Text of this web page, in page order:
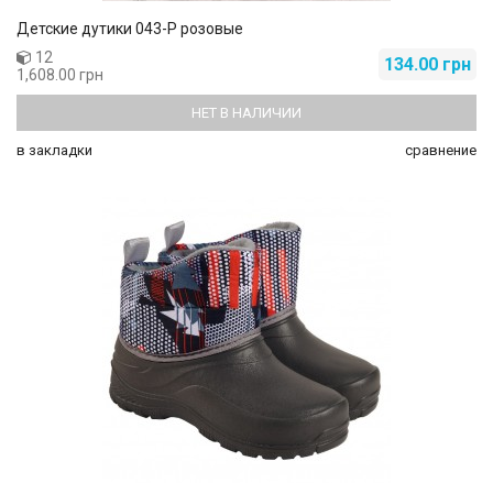
Детские дутики 043-P розовые
134.00 грн
12
1,608.00 грн
НЕТ В НАЛИЧИИ
в закладки сравнение